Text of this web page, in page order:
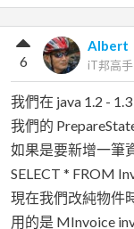
Albert
iT邦高手
6
我們在 java 1.2 -
我們的
如果是要新增一筆
SELECT * FROM
現在我們改純物件
用的是 MInvoice